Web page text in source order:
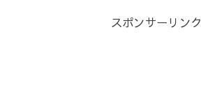
スポンサーリンク